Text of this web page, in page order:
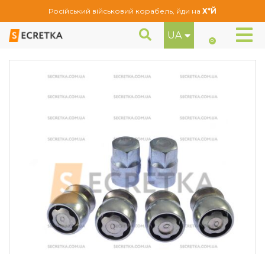
Російський військовий корабель, йди на Х*Й
UA 0
Секретне кріплення Гайки секретні Farad М12Х1, 25Х34 Конус (DN215/D12/D)